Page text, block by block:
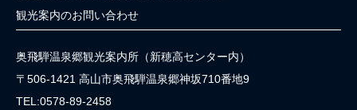
観光案内のお問い合わせ
奥飛騨温泉郷観光案内所（新穂高センター内）
〒506-1421 高山市奥飛騨温泉郷神坂710番地9
TEL:0578-89-2458